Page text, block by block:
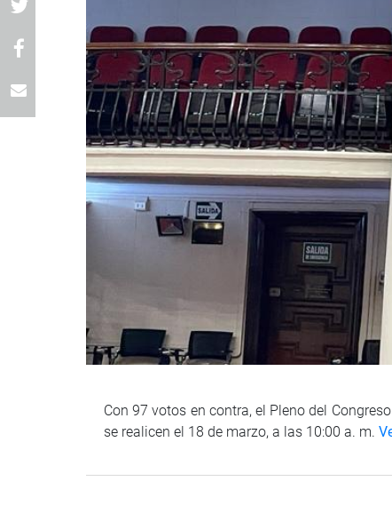
Con 97 votos en contra, el Pleno del
se realicen el 18 de marzo, a las 10:00 a. m.